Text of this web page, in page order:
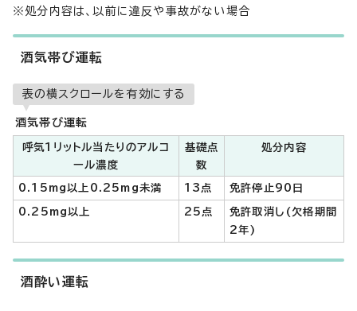
※処分内容は、以前に違反や事故がない場合
酒気帯び運転
表の横スクロールを有効にする
酒気帯び運転
呼気1リットル当たりのアルコ
ール濃度
基礎点
数
処分内容
0.15mg以上0.25mg未満 13点 免許停止90日
0.25mg以上 25点
免許取消し(欠格期間
2年)
酒酔い運転